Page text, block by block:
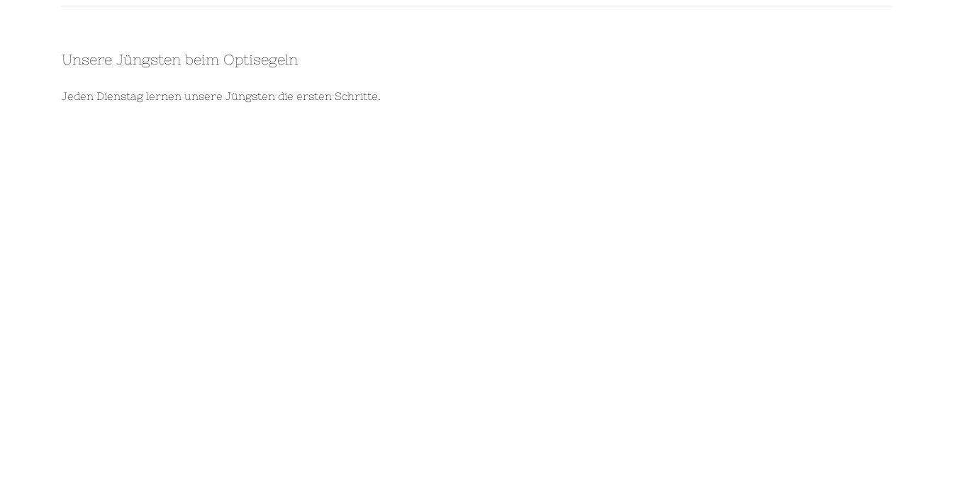
Unsere Jüngsten beim Optisegeln
Jeden Dienstag lernen unsere Jüngsten die ersten Schritte.